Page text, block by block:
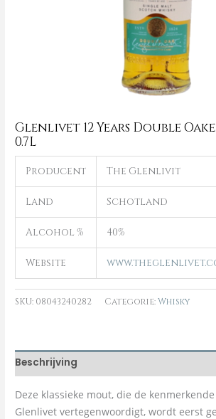
Glenlivet 12 Years Double
0.7L
Producent The Glenlivit
Land Schotland
Alcohol % 40%
Website
SKU: 08043240282 Categorie:Whisky
Beschrijving
Deze klassieke mout, die de
Glenlivet vertegenwoordigt, wordt eerst